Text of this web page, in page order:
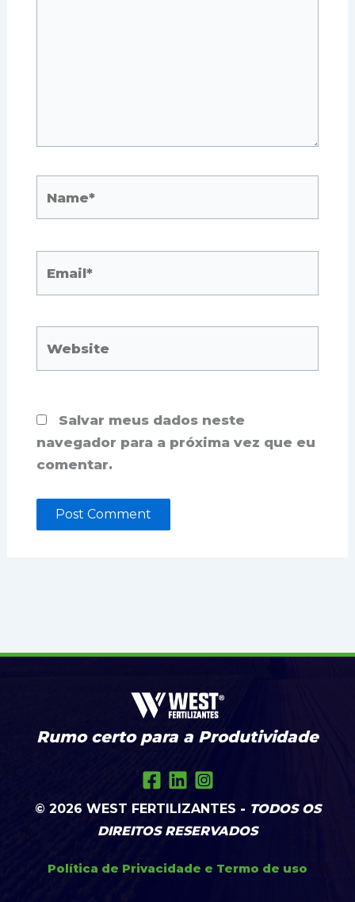
Salvar meus dados neste
navegador para a próxima vez que eu
comentar.
Rumo certo para a Produtividade
© 2026 WEST FERTILIZANTES - TODOS OS
DIREITOS RESERVADOS
Política de Privacidade e Termo de uso